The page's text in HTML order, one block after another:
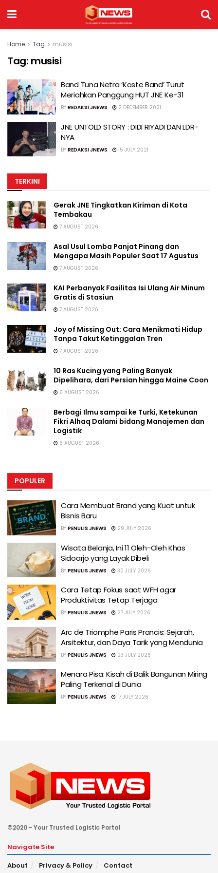
Home Tag musisi
Tag: musisi
Band Tuna Netra ‘Koste Band’ Turut
Meriahkan Panggung HUT JNE Ke-31
BY REDAKSI JNEWS 2 DECEMBER 2021
JNE UNTOLD STORY : DIDI RIYADI DAN LDR-
NYA
BY REDAKSI JNEWS 15 JULY 2021
TERKINI
Gerak JNE Tingkatkan Kiriman di Kota
Tembakau
7 AUGUST 2026
Asal Usul Lomba Panjat Pinang dan
Mengapa Masih Populer Saat 17 Agustus
7 AUGUST 2026
KAI Perbanyak Fasilitas Isi Ulang Air Minum
Gratis di Stasiun
7 AUGUST 2026
Joy of Missing Out: Cara Menikmati Hidup
Tanpa Takut Ketinggalan Tren
7 AUGUST 2026
10 Ras Kucing yang Paling Banyak
Dipelihara, dari Persian hingga Maine Coon
6 AUGUST 2026
Berbagi Ilmu sampai ke Turki, Ketekunan
Fikri Alhaq Dalami bidang Manajemen dan
Logistik
6 AUGUST 2026
POPULER
Cara Membuat Brand yang Kuat untuk
Bisnis Baru
BY PENULIS JNEWS 29 JULY 2026
Wisata Belanja, Ini 11 Oleh-Oleh Khas
Sidoarjo yang Layak Dibeli
BY PENULIS JNEWS 30 JULY 2026
Cara Tetap Fokus saat WFH agar
Produktivitas Tetap Terjaga
BY PENULIS JNEWS 27 JULY 2026
Arc de Triomphe Paris Prancis: Sejarah,
Arsitektur, dan Daya Tarik yang Mendunia
BY PENULIS JNEWS 23 JULY 2026
Menara Pisa: Kisah di Balik Bangunan Miring
Paling Terkenal di Dunia
BY PENULIS JNEWS 17 JULY 2026
©2020 - Your Trusted Logistic Portal
Navigate Site
About
Privacy & Policy Contact